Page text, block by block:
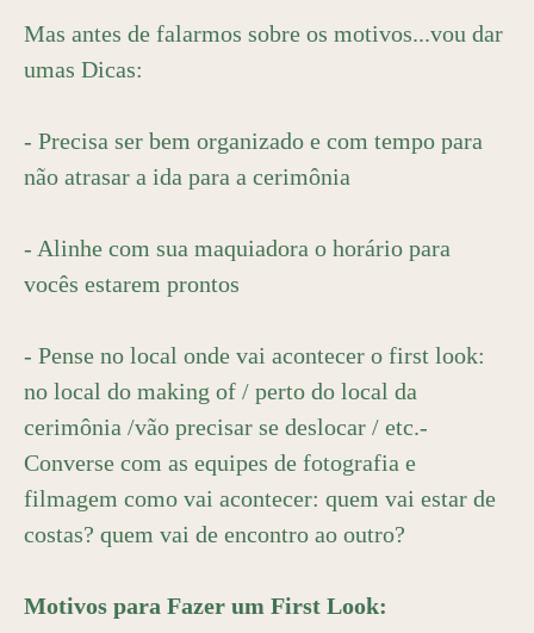
Mas antes de falarmos sobre os motivos...vou dar
umas Dicas:
- Precisa ser bem organizado e com tempo para
não atrasar a ida para a cerimônia
- Alinhe com sua maquiadora o horário para
vocês estarem prontos
- Pense no local onde vai acontecer o first look:
no local do making of / perto do local da
cerimônia /vão precisar se deslocar / etc.-
Converse com as equipes de fotografia e
filmagem como vai acontecer: quem vai estar de
costas? quem vai de encontro ao outro?
Motivos para Fazer um First Look: